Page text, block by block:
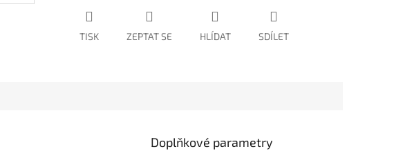
TISK ZEPTAT SE HLÍDAT SDÍLET
Doplňkové parametry